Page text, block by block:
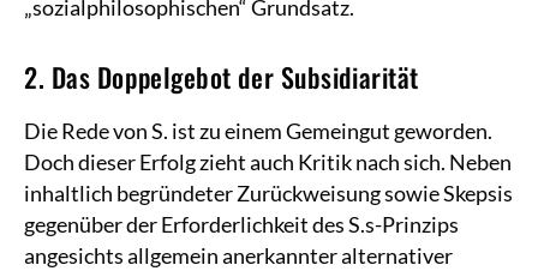
„sozialphilosophischen“ Grundsatz.
2. Das Doppelgebot der Subsidiarität
Die Rede von S. ist zu einem Gemeingut geworden.
Doch dieser Erfolg zieht auch Kritik nach sich. Neben
inhaltlich begründeter Zurückweisung sowie Skepsis
gegenüber der Erforderlichkeit des S.s-Prinzips
angesichts allgemein anerkannter alternativer